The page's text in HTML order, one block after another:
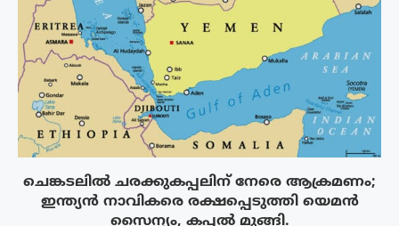
ചെങ്കടലിൽ ചരക്കുകപ്പലിന് നേരെ ആക്രമണം;
ഇന്ത്യൻ നാവികരെ രക്ഷപ്പെടുത്തി യെമൻ
സൈന്യം, കപ്പൽ മുങ്ങി.